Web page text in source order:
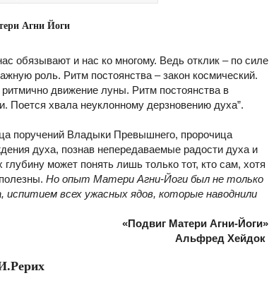
Агни Йоги
обязывают и нас ко многому. Ведь отклик – по силе
роль. Ритм постоянства – закон космический.
движение луны. Ритм постоянства в
Поется хвала неуклонному дерзновению духа”.
поручений Владыки Превышнего, пророчица
духа, познав непередаваемые радости духа и
может понять лишь только тот, кто сам, хотя
Но опыт Матери Агни-Йоги был не только
всех ужасных ядов, которые наводнили
«Подвиг Матери Агни-Йоги»
Альфред Хейдок